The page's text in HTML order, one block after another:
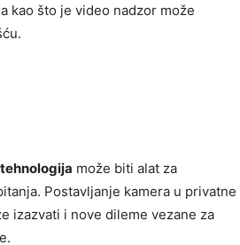
kao što je video nadzor može
tehnologija može biti alat za
Postavljanje kamera u privatne
izazvati i nove dileme vezane za